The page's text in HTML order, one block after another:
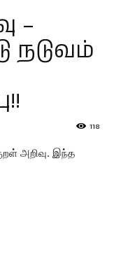
–
நடுவம்
118
அறிவு. இந்த